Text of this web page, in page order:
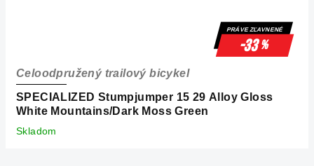
PRÁVE ZĽAVNENÉ
-33%
SPECIALIZED Stumpjumper 15 29 Alloy Gloss
White Mountains/Dark Moss Green
Celoodpružený trailový bicykel
Skladom